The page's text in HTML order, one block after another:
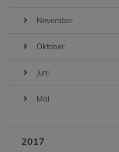
November
Oktober
Juni
Mai
2017